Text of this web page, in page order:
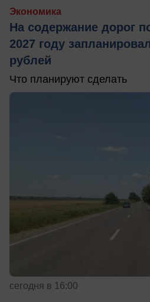
Экономика
На содержание дорог
2027 году
рублей
Что планируют сделать
сегодня в 16:00